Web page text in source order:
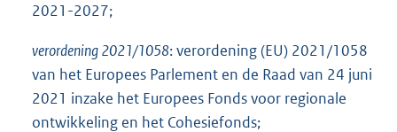
2021-2027;
verordening 2021/1058: verordening (EU) 2021/1058
van het Europees Parlement en de Raad van 24 juni
2021 inzake het Europees Fonds voor regionale
ontwikkeling en het Cohesiefonds;